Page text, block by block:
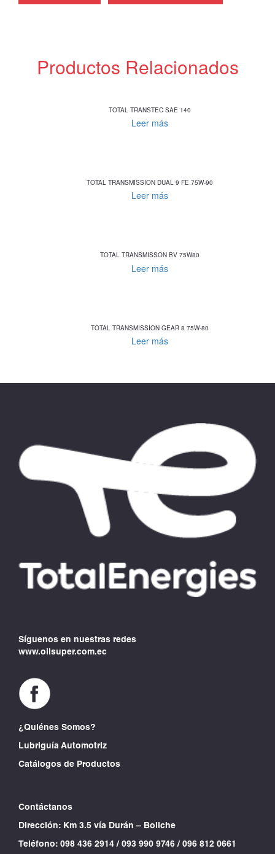
Productos Relacionados
TOTAL TRANSTEC SAE 140
Leer más
TOTAL TRANSMISSION DUAL 9 FE 75W-90
Leer más
TOTAL TRANSMISSON BV 75W80
Leer más
TOTAL TRANSMISSION GEAR 8 75W-80
Leer más
Síguenos en nuestras redes
www.oilsuper.com.ec
¿Quiénes Somos?
Lubriguía Automotriz
Catálogos de Productos
Contáctanos
Dirección: Km 3.5 vía Durán – Boliche
Teléfono: 098 436 2914 / 093 990 9746 / 096 812 0661